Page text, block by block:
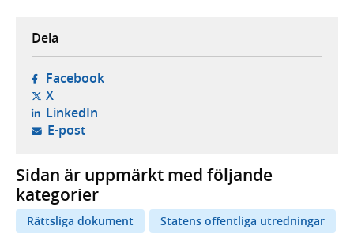
Dela
Facebook- öppnas i ny flik, extern webbplats,
X- öppnas i ny flik, extern webbplats,
LinkedIn- öppnas i ny flik, extern webbplats,
E-post- öppnar din e-postklient,
Sidan är uppmärkt med följande
kategorier
Rättsliga dokument
Statens offentliga utredningar